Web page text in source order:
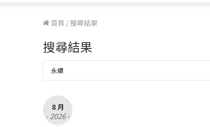
首頁 /搜尋結果
搜尋結果
8 月
- 2026 -